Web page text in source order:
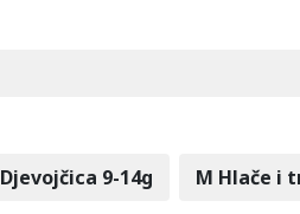
Djevojčica 9-14g M Hlače i